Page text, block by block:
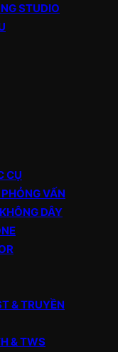
STUDIO
CỤ
VẤN
DÂY
& TRUYỀN
& TWS